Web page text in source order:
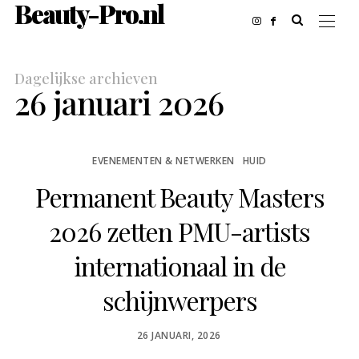
Beauty-Pro.nl
Dagelijkse archieven
26 januari 2026
EVENEMENTEN & NETWERKEN HUID
Permanent Beauty Masters
2026 zetten PMU-artists
internationaal in de
schijnwerpers
POSTED
26 JANUARI, 2026